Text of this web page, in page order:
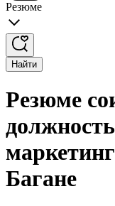
Резюме
Найти
Резюме
Багане